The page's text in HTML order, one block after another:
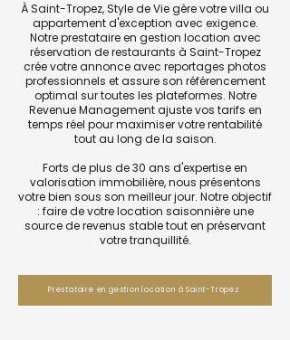
À Saint-Tropez, Style de Vie gère votre villa ou
appartement d'exception avec exigence.
Notre prestataire en gestion location avec
réservation de restaurants à Saint-Tropez
crée votre annonce avec reportages photos
professionnels et assure son référencement
optimal sur toutes les plateformes. Notre
Revenue Management ajuste vos tarifs en
temps réel pour maximiser votre rentabilité
tout au long de la saison.
Forts de plus de 30 ans d'expertise en
valorisation immobilière, nous présentons
votre bien sous son meilleur jour. Notre objectif
: faire de votre location saisonnière une
source de revenus stable tout en préservant
votre tranquillité.
Prestataire en gestion location à Saint-Tropez